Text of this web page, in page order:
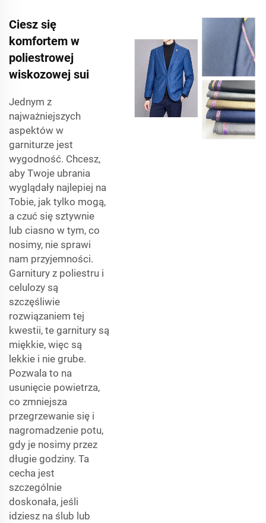
Ciesz się
komfortem w
poliestrowej
wiskozowej sui
Jednym z
najważniejszych
aspektów w
garniturze jest
wygodność. Chcesz,
aby Twoje ubrania
wyglądały najlepiej na
Tobie, jak tylko mogą,
a czuć się sztywnie
lub ciasno w tym, co
nosimy, nie sprawi
nam przyjemności.
Garnitury z poliestru i
celulozy są
szczęśliwie
rozwiązaniem tej
kwestii, te garnitury są
miękkie, więc są
lekkie i nie grube.
Pozwala to na
usunięcie powietrza,
co zmniejsza
przegrzewanie się i
nagromadzenie potu,
gdy je nosimy przez
długie godziny. Ta
cecha jest
szczególnie
doskonała, jeśli
idziesz na ślub lub